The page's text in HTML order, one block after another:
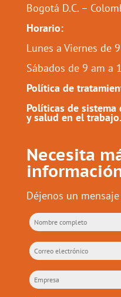
Bogotá D.C. –
Horario:
Lunes a Viernes de
Sábados de 9 am a
Política de
Políticas de
y salud en el trabajo.
Necesita
Déjenos un